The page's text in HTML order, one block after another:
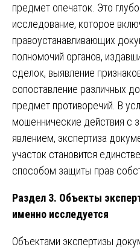
предмет опечаток. Это
исследование, которое
правоустанавливающих
полномочий органов,
сделок, выявление
сопоставление различных
предмет противоречий. В
мошеннические действия с
явлением, экспертиза
участок становится
способом защиты прав
Раздел 3. Объекты
именно исследуется
Объектами экспертизы